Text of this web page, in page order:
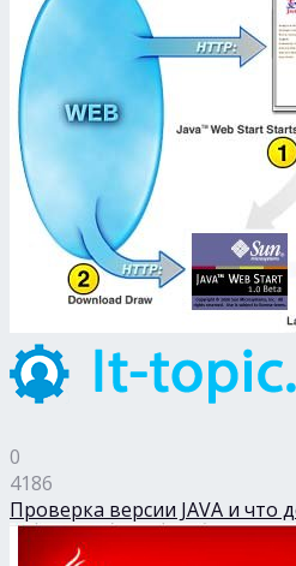
0
4186
Проверка версии JAVA и что